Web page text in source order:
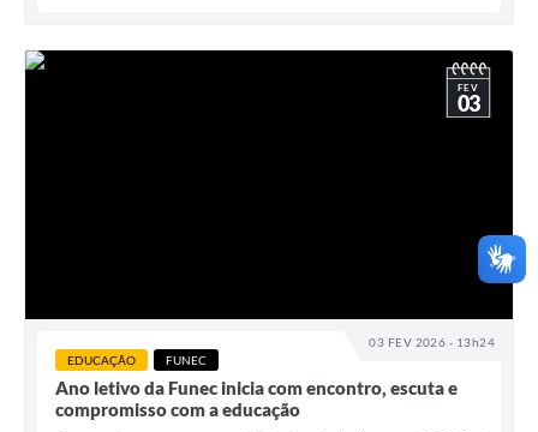
03 FEV 2026 - 13h24
FEV
03
EDUCAÇÃO FUNEC
Ano letivo da Funec inicia com encontro, escuta e
compromisso com a educação